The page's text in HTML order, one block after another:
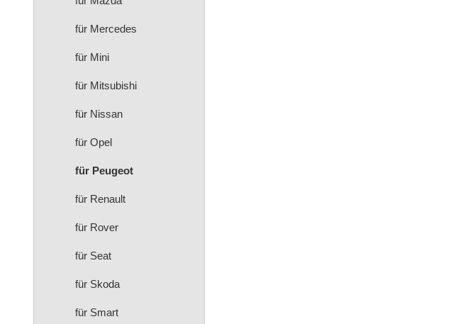
für Mercedes
für Mini
für Mitsubishi
für Nissan
für Opel
für Peugeot
für Renault
für Rover
für Seat
für Skoda
für Smart